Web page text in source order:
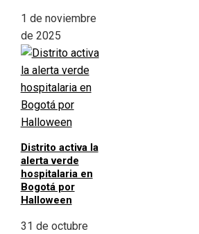
1 de noviembre
de 2025
Distrito activa la
alerta verde
hospitalaria en
Bogotá por
Halloween
31 de octubre